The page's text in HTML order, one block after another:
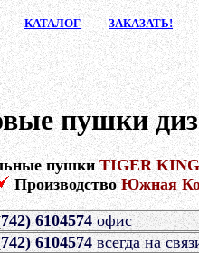
КАТАЛОГ ЗАКАЗАТЬ!
пушки
пушкиTIGER KING
ПроизводствоЮжная
742) 6104574офис
742) 6104574всегда на